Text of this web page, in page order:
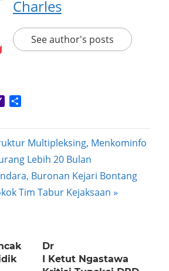
Charles
See author's posts
Yahoo
Multipleksing, Menkominfo
Lebih 20 Bulan
Buronan Kejari Bontang
Tim Tabur Kejaksaan
Dr
I Ketut Ngastawa